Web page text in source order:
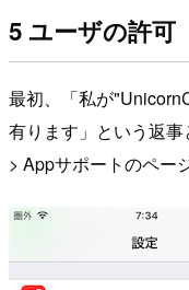
5 ユーザの許可
最初、「私が
有ります」という返
> Appサポートのペー